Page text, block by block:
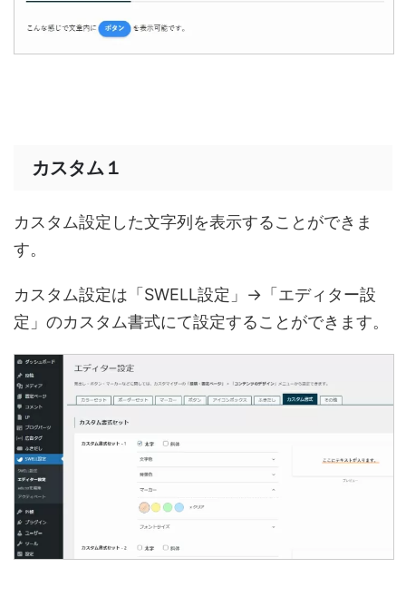
カスタム１
カスタム設定した文字列を表示することができま
す。
カスタム設定は「SWELL設定」→「エディター設
定」のカスタム書式にて設定することができます。